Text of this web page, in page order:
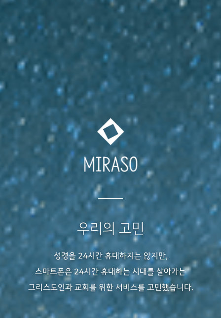
우리의 고민
성경을 24시간 휴대하지는 않지만,
스마트폰은 24시간 휴대하는 시대를 살아가는
그리스도인과 교회를 위한 서비스를 고민했습니다.